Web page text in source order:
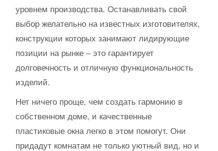
уровнем производства. Останавливать свой
выбор желательно на известных изготовителях,
конструкции которых занимают лидирующие
позиции на рынке – это гарантирует
долговечность и отличную функциональность
изделий.
Нет ничего проще, чем создать гармонию в
собственном доме, и качественные
пластиковые окна легко в этом помогут. Они
придадут комнатам не только уютный вид, но и